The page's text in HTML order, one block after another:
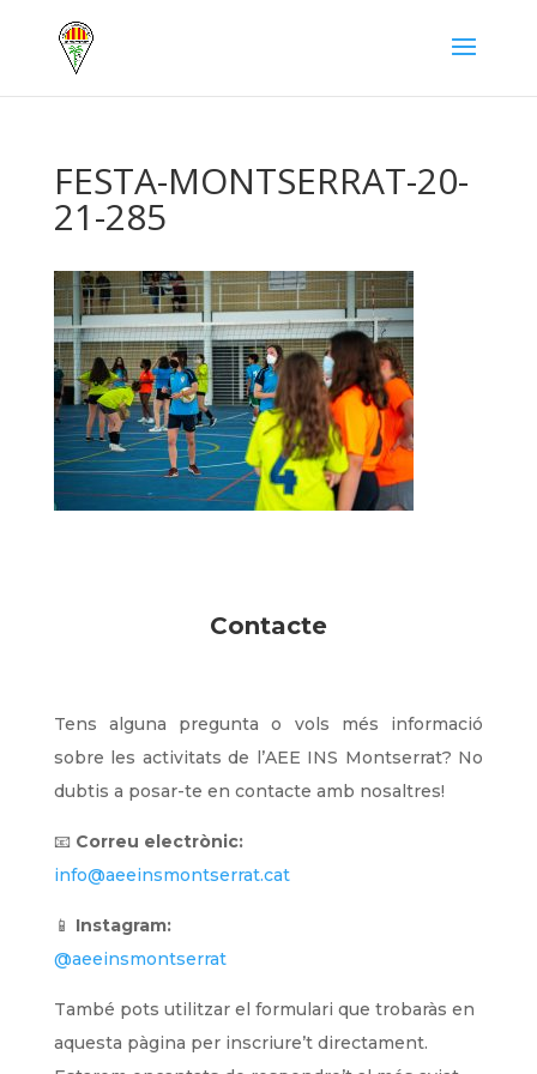
FESTA-MONTSERRAT-20-
21-285
Contacte
Tens alguna pregunta o vols més informació
sobre les activitats de l’AEE INS Montserrat? No
dubtis a posar-te en contacte amb nosaltres!
📧 Correu electrònic:
info@aeeinsmontserrat.cat
📱 Instagram:
@aeeinsmontserrat
També pots utilitzar el formulari que trobaràs en
aquesta pàgina per inscriure’t directament.